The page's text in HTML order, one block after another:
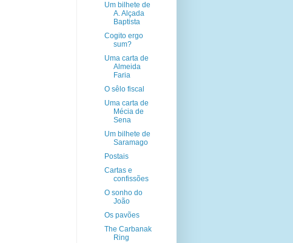
Um bilhete de
A. Alçada
Baptista
Cogito ergo
sum?
Uma carta de
Almeida
Faria
O sêlo fiscal
Uma carta de
Mécia de
Sena
Um bilhete de
Saramago
Postais
Cartas e
confissões
O sonho do
João
Os pavões
The Carbanak
Ring